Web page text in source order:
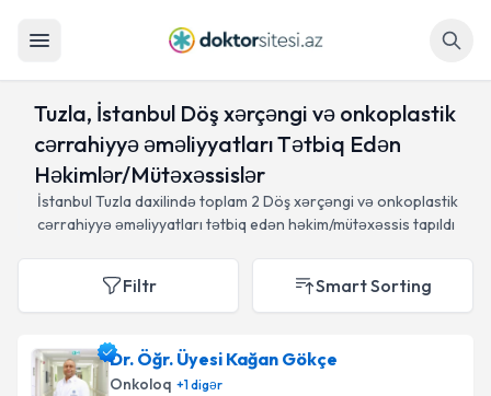
Tuzla, İstanbul Döş xərçəngi və onkoplastik
cərrahiyyə əməliyyatları Tətbiq Edən
Həkimlər/Mütəxəssislər
İstanbul Tuzla daxilində toplam 2 Döş xərçəngi və onkoplastik
cərrahiyyə əməliyyatları tətbiq edən həkim/mütəxəssis tapıldı
Filtr Smart Sorting
Dr. Öğr. Üyesi Kağan Gökçe
Onkoloq +1digər